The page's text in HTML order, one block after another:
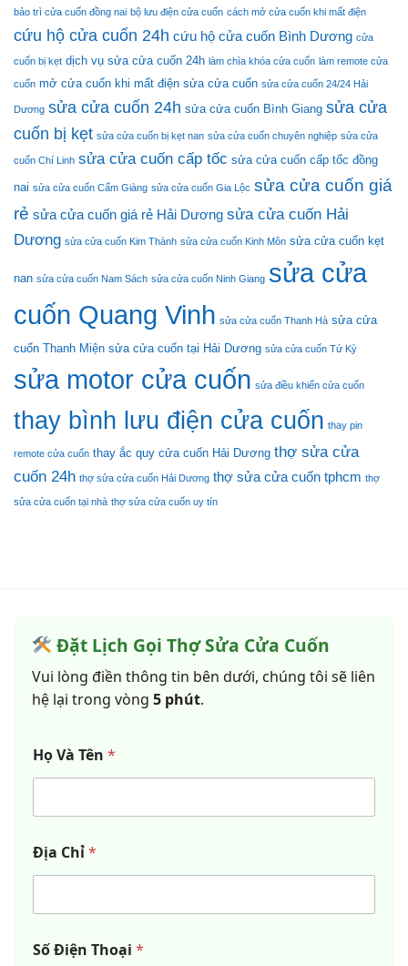
12V
12Ah
hãng
tốt
bảo trì cửa cuốn đồng nai bộ lưu điện cửa cuốn cách mở cửa cuốn khi mất điện
cứu hộ cửa cuốn 24h cứu hộ cửa cuốn Bình Dương cửa
cuốn bị kẹt dịch vụ sửa cửa cuốn 24h làm chìa khóa cửa cuốn làm remote cửa
cuốn mở cửa cuốn khi mất điện sửa cửa cuốn sửa cửa cuốn 24/24 Hải
Dương sửa cửa cuốn 24h sửa cửa cuốn Bình Giang sửa cửa
cuốn bị kẹt sửa cửa cuốn bị kẹt nan sửa cửa cuốn chuyên nghiệp sửa cửa
cuốn Chí Linh sửa cửa cuốn cấp tốc sửa cửa cuốn cấp tốc đồng
nai sửa cửa cuốn Cẩm Giàng sửa cửa cuốn Gia Lộc sửa cửa cuốn giá
rẻ sửa cửa cuốn giá rẻ Hải Dương sửa cửa cuốn Hải
Dương sửa cửa cuốn Kim Thành sửa cửa cuốn Kinh Môn sửa cửa cuốn kẹt
nan sửa cửa cuốn Nam Sách sửa cửa cuốn Ninh Giang sửa cửa
cuốn Quang Vinh sửa cửa cuốn Thanh Hà sửa cửa
cuốn Thanh Miện sửa cửa cuốn tại Hải Dương sửa cửa cuốn Tứ Kỳ
sửa motor cửa cuốn sửa điều khiển cửa cuốn
thay bình lưu điện cửa cuốn thay pin
remote cửa cuốn thay ắc quy cửa cuốn Hải Dương thợ sửa cửa
cuốn 24h thợ sửa cửa cuốn Hải Dương thợ sửa cửa cuốn tphcm thợ
sửa cửa cuốn tại nhà thợ sửa cửa cuốn uy tín
Đặt Lịch Gọi Thợ Sửa Cửa Cuốn
Vui lòng điền thông tin bên dưới, chúng tôi sẽ liên
hệ lại trong vòng 5 phút.
Họ Và Tên *
Địa Chỉ*
Số Điện Thoại *